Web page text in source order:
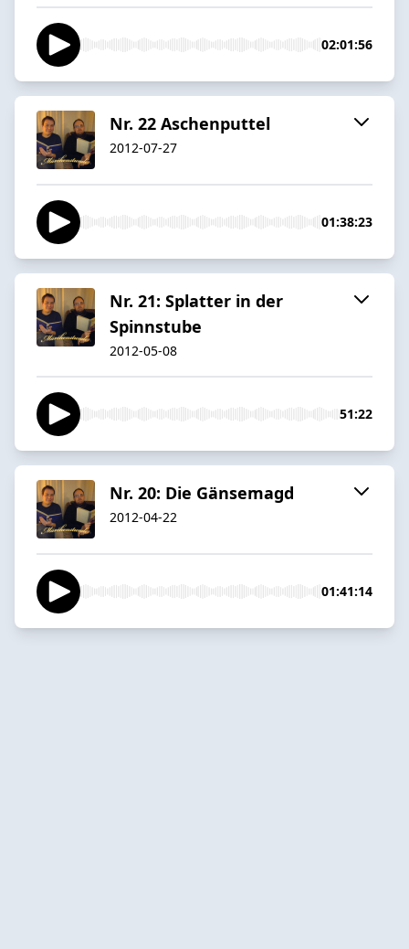
02:01:56
Nr. 22 Aschenputtel
2012-07-27
01:38:23
Nr. 21: Splatter in der
Spinnstube
2012-05-08
51:22
Nr. 20: Die Gänsemagd
2012-04-22
01:41:14